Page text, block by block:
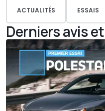
ACTUALITÉS ESSAIS
Derniers avis